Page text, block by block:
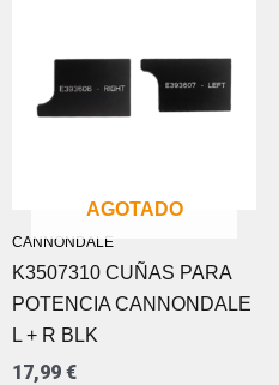
AGOTADO
CANNONDALE
K3507310 CUÑAS PARA
POTENCIA CANNONDALE
L + R BLK
17,99 €